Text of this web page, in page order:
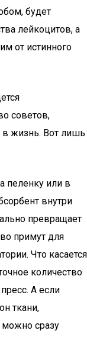
будет
лейкоцитов, а
от истинного
советов,
в жизнь. Вот лишь
пеленку или в
внутри
превращает
примут для
Что касается
количество
А если
ткани,
сразу